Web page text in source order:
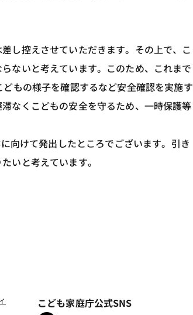
し控えさせていただきます。その上で、こ
ないと考えています。このため、これまで
もの様子を確認するなど安全確認を実施す
なくこどもの安全を守るため、一時保護等
向けて発出したところでございます。引き
いと考えています。
こども家庭庁公式SNS